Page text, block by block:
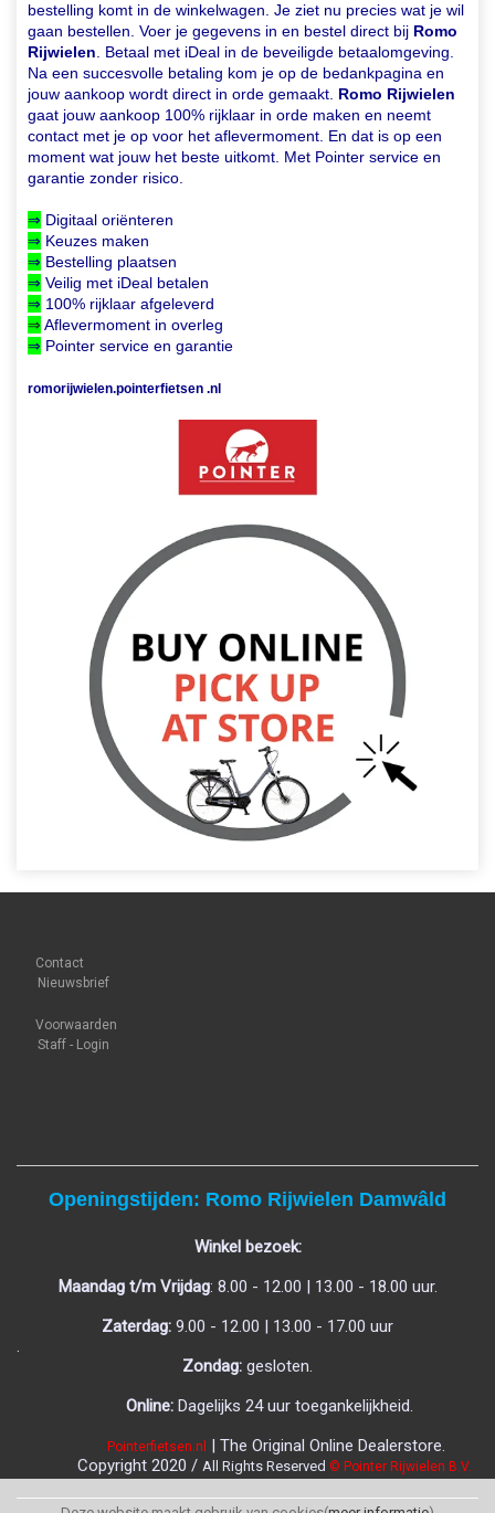
bestelling komt in de winkelwagen. Je ziet nu precies wat je wil
gaan bestellen. Voer je gegevens in en bestel direct bij Romo
Rijwielen. Betaal met iDeal in de beveiligde betaalomgeving.
Na een succesvolle betaling kom je op de bedankpagina en
jouw aankoop wordt direct in orde gemaakt. Romo Rijwielen
gaat jouw aankoop 100% rijklaar in orde maken en neemt
contact met je op voor het aflevermoment. En dat is op een
moment wat jouw het beste uitkomt. Met Pointer service en
garantie zonder risico.
⇒ Digitaal oriënteren
⇒ Keuzes maken
⇒ Bestelling plaatsen
⇒ Veilig met iDeal betalen
⇒ 100% rijklaar afgeleverd
⇒ Aflevermoment in overleg
⇒ Pointer service en garantie
romorijwielen.pointerfietsen .nl
Contact
Nieuwsbrief
Voorwaarden
Staff - Login
Openingstijden: Romo Rijwielen Damwâld
Winkel bezoek:
Maandag t/m Vrijdag: 8.00 - 12.00 | 13.00 - 18.00 uur.
Zaterdag: 9.00 - 12.00 | 13.00 - 17.00 uur
.
Zondag: gesloten.
Online: Dagelijks 24 uur toegankelijkheid.
Pointerfietsen.nl
| The Original Online Dealerstore.
Copyright 2020 / All Rights Reserved © Pointer Rijwielen B.V.